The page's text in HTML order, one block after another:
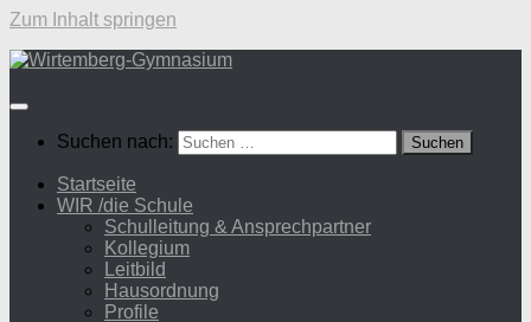
Zum Inhalt springen
Suchen nach:
Startseite
WIR /die Schule
Schulleitung & Ansprechpartner
Kollegium
Leitbild
Hausordnung
Profile